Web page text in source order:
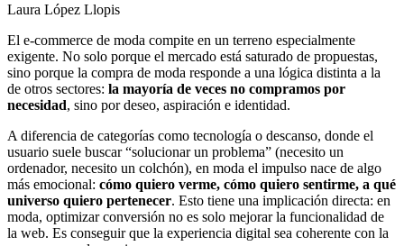
Laura López Llopis
El e-commerce de moda compite en un terreno especialmente
exigente. No solo porque el mercado está saturado de propuestas,
sino porque la compra de moda responde a una lógica distinta a la
de otros sectores: la mayoría de veces no compramos por
necesidad, sino por deseo, aspiración e identidad.
A diferencia de categorías como tecnología o descanso, donde el
usuario suele buscar “solucionar un problema” (necesito un
ordenador, necesito un colchón), en moda el impulso nace de algo
más emocional: cómo quiero verme, cómo quiero sentirme, a qué
universo quiero pertenecer. Esto tiene una implicación directa: en
moda, optimizar conversión no es solo mejorar la funcionalidad de
la web. Es conseguir que la experiencia digital sea coherente con la